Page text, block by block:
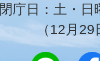
閉庁日：土・日
（12月